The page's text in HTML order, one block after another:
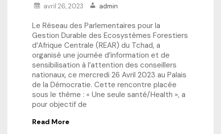
avril 26, 2023 admin
Le Réseau des Parlementaires pour la
Gestion Durable des Ecosystèmes Forestiers
d’Afrique Centrale (REAR) du Tchad, a
organisé une journée d’information et de
sensibilisation à l’attention des conseillers
nationaux, ce mercredi 26 Avril 2023 au Palais
de la Démocratie. Cette rencontre placée
sous le thème : « Une seule santé/Health », a
pour objectif de
Read More